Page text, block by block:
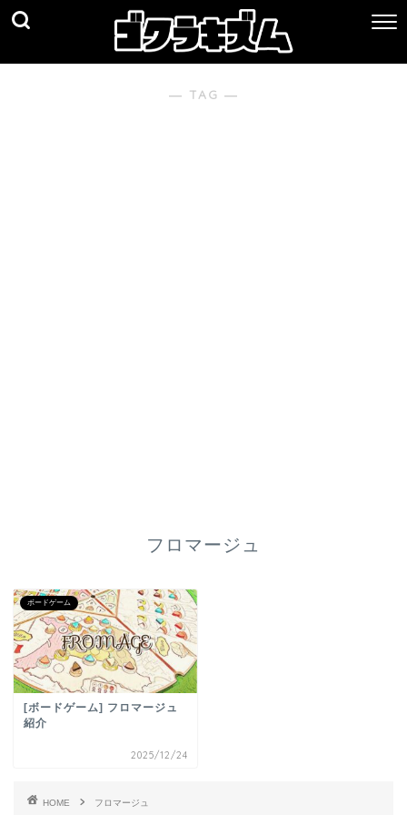
― TAG ―
フロマージュ
ボードゲーム
[ボードゲーム] フロマージュ
紹介
2025/12/24
HOME フロマージュ